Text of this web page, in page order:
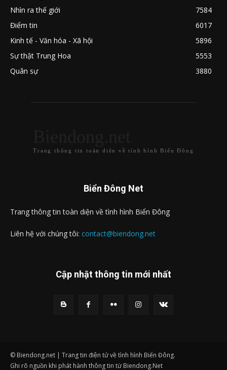
Nhìn ra thế giới
7584
Điểm tin
6017
Kinh tế - Văn hóa - Xã hội
5896
Sự thật Trung Hoa
5553
Quân sự
3880
Trang thông tin toàn diện về tình hình Biển Đông
Biển Đông Net
Trang thông tin toàn diện về tình hình Biển Đông
Liên hệ với chúng tôi: contact@biendong.net
Cập nhật thông tin mới nhất
© Biendong.net | Trang tin điện tử về tình hình Biển Đông.
Ghi rõ nguồn khi phát hành thông tin từ Biendong.Net